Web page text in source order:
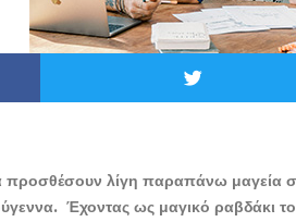
λίγη παραπάνω μαγεία σε
Έχοντας ως μαγικό ραβδάκι το